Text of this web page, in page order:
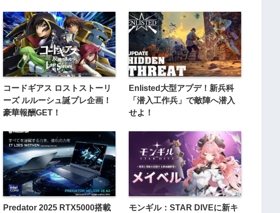
コードギアス ロストストーリ
ーズ ルルーシュ誕プレ企画！
豪華報酬GET！
Enlisted大型アプデ！新兵科
「潜入工作兵」で敵陣へ潜入
せよ！
Predator 2025 RTX5000搭載 モンギル：STAR DIVEに新キ